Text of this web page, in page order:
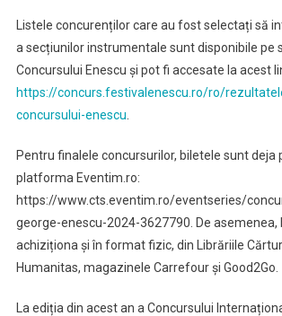
Listele concurenților care au fost selectați să
a secțiunilor instrumentale sunt disponibile pe
Concursului Enescu și pot fi accesate la acest
https://concurs.festivalenescu.ro/ro/
concursului-enescu
Pentru finalele concursurilor, biletele sunt deja
platforma Eventim.ro:
https://www.cts.eventim.ro/eventseries/
george-enescu-2024-3627790. De asemenea,
achiziționa și în format fizic, din Librăriile
Humanitas, magazinele Carrefour și Good2Go.
La ediția din acest an a Concursului